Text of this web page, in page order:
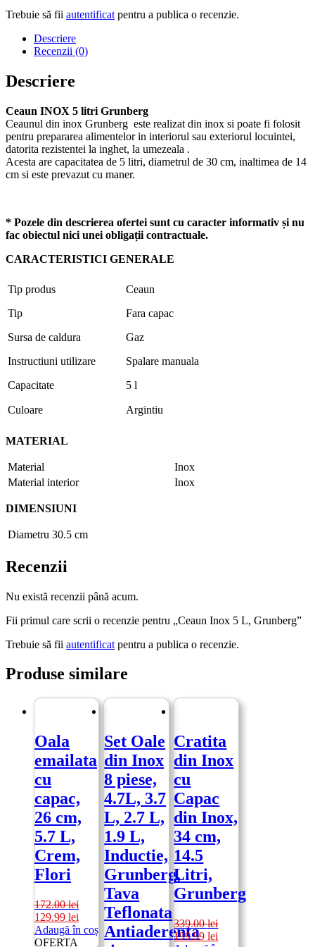
Trebuie să fii autentificat pentru a publica o recenzie.
Descriere
Recenzii (0)
Descriere
Ceaun INOX 5 litri Grunberg
Ceaunul din inox Grunberg este realizat din inox si poate fi folosit
pentru prepararea alimentelor in interiorul sau exteriorul locuintei,
datorita rezistentei la inghet, la umezeala .
Acesta are capacitatea de 5 litri, diametrul de 30 cm, inaltimea de 14
cm si este prevazut cu maner.
* Pozele din descrierea ofertei sunt cu caracter informativ și nu
fac obiectul nici unei obligații contractuale.
CARACTERISTICI GENERALE
Tip produs
Ceaun
Tip
Fara capac
Sursa de caldura
Gaz
Instructiuni utilizare
Spalare manuala
Capacitate
5 l
Culoare Argintiu
MATERIAL
Material
Inox
Material interior
Inox
DIMENSIUNI
Diametru 30.5 cm
Recenzii
Nu există recenzii până acum.
Fii primul care scrii o recenzie pentru „Ceaun Inox 5 L, Grunberg”
Trebuie să fii autentificat pentru a publica o recenzie.
Produse similare
Oala
emailata
cu
capac,
26 cm,
5.7 L,
Crem,
Flori
172.00lei
Prețul
inițial
a
129.99 lei
curent
Adaugă în coș
OFERTA
Set Oale
din Inox
8 piese,
4.7L, 3.7
L, 2.7 L,
1.9 L,
Inductie,
Grunberg,
Tava
Teflonata
Antiaderenta
Cratita
din Inox
cu
Capac
din Inox,
34 cm,
14.5
Litri,
Grunberg
339.00lei
Prețul
199.99lei